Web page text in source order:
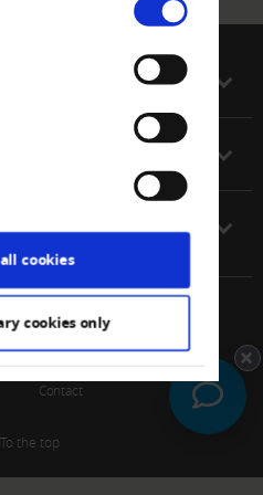
cookies
cookies only
Verband Creditreform Gen
Data protection
Contact
To the top